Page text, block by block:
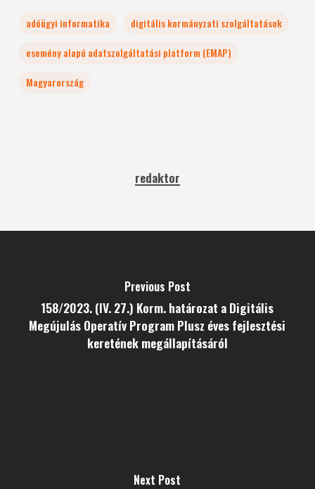
adóügyi informatika
digitális kormányzati szolgáltatások
esemény alapú adatszolgáltatási platform (EMAP)
Magyarország
redaktor
Previous Post
158/2023. (IV. 27.) Korm. határozat a Digitális
Megújulás Operatív Program Plusz éves fejlesztési
keretének megállapításáról
Next Post